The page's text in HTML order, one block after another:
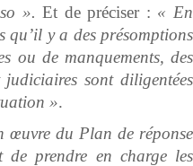
». Et de préciser : « En
qu’il y a des présomptions
ou de manquements, des
judiciaires sont diligentées
».
œuvre du Plan de réponse
de prendre en charge les